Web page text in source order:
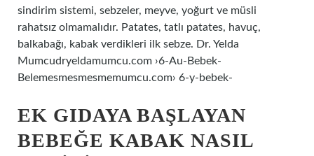
sindirim sistemi, sebzeler, meyve, yoğurt ve müsli
rahatsız olmamalıdır. Patates, tatlı patates, havuç,
balkabağı, kabak verdikleri ilk sebze. Dr. Yelda
Mumcudryeldamumcu.com ›6-Au-Bebek-
Belemesmesmesmemumcu.com› 6-y-bebek-
EK GIDAYA BAŞLAYAN
BEBEĞE KABAK NASIL